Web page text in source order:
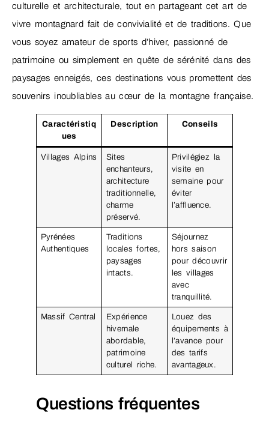
culturelle et architecturale, tout en partageant cet art de
vivre montagnard fait de convivialité et de traditions. Que
vous soyez amateur de sports d’hiver, passionné de
patrimoine ou simplement en quête de sérénité dans des
paysages enneigés, ces destinations vous promettent des
souvenirs inoubliables au cœur de la montagne française.
Caractéristiq
ues
Description Conseils
Villages Alpins
Sites
enchanteurs,
architecture
traditionnelle,
charme
préservé.
Privilégiez la
visite en
semaine pour
éviter
l’affluence.
Pyrénées
Authentiques
Traditions
locales fortes,
paysages
intacts.
Séjournez
hors saison
pour découvrir
les villages
avec
tranquillité.
Massif Central
Expérience
hivernale
abordable,
patrimoine
culturel riche.
Louez des
équipements à
l’avance pour
des tarifs
avantageux.
Questions fréquentes